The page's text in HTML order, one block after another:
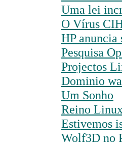
Uma lei
O Vírus
HP
Pesquisa
Projectos
Dominio
Um Sonho
Reino
Estivemos
Wolf3D no